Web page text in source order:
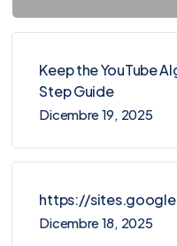
Keep the YouTube
Step Guide
Dicembre 19, 2025
https://
Dicembre 18, 2025